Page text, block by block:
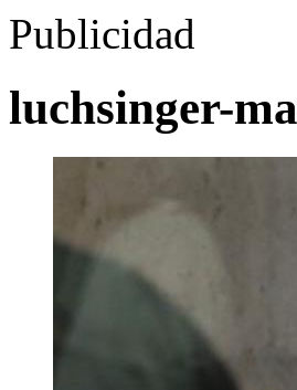
Publicidad
luchsinger-